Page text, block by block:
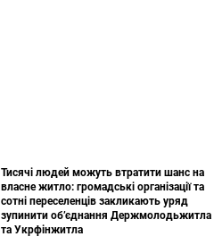
Тисячі людей можуть втратити шанс на
власне житло: громадські організації та
сотні переселенців закликають уряд
зупинити об’єднання Держмолодьжитла
та Укрфінжитла